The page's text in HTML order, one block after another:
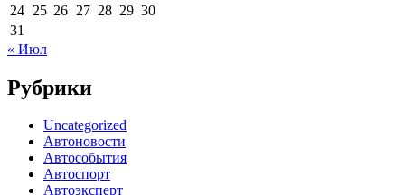
24 25 26 27 28 29 30
31
« Июл
Рубрики
Uncategorized
Автоновости
Автособытия
Автоспорт
Автоэксперт